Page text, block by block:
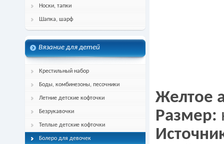
Носки, тапки
Шапка, шарф
Вязание для детей
Крестильный набор
Боды, комбинезоны, песочники
Летние детские кофточки
Безрукавочки
Теплые детские кофточки
Болеро для девочек
Желтое
Размер: